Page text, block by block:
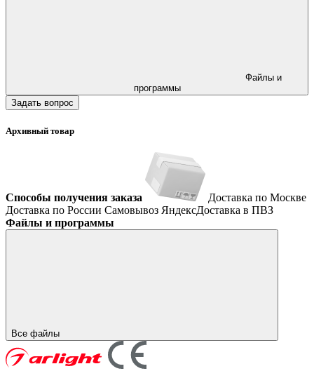
программы
Задать вопрос
Архивный товар
Способы получения заказа
Доставка по Москве
Доставка по России Самовывоз ЯндексДоставка в ПВЗ
Файлы и программы
Все файлы